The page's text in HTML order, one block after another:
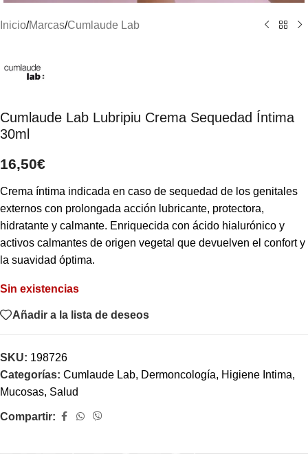
Inicio/Marcas/Cumlaude Lab
Cumlaude Lab Lubripiu Crema Sequedad Íntima
30ml
16,50€
Crema íntima indicada en caso de sequedad de los genitales
externos con prolongada acción lubricante, protectora,
hidratante y calmante. Enriquecida con ácido hialurónico y
activos calmantes de origen vegetal que devuelven el confort y
la suavidad óptima.
Sin existencias
Añadir a la lista de deseos
SKU: 198726
Categorías: Cumlaude Lab, Dermoncología, Higiene Intima,
Mucosas, Salud
Compartir: